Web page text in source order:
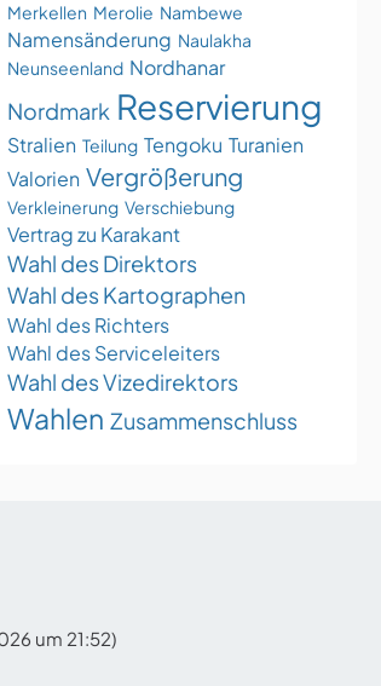
Merkellen Merolie Nambewe
Namensänderung Naulakha
Neunseenland Nordhanar
Nordmark Reservierung
Stralien Teilung Tengoku Turanien
Valorien Vergrößerung
Verkleinerung Verschiebung
Vertrag zu Karakant
Wahl des Direktors
Wahl des Kartographen
Wahl des Richters
Wahl des Serviceleiters
Wahl des Vizedirektors
Wahlen Zusammenschluss
um 21:52)